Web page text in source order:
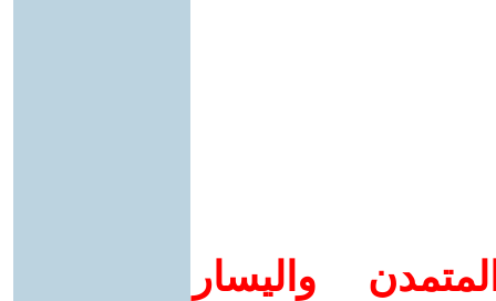
واليسار